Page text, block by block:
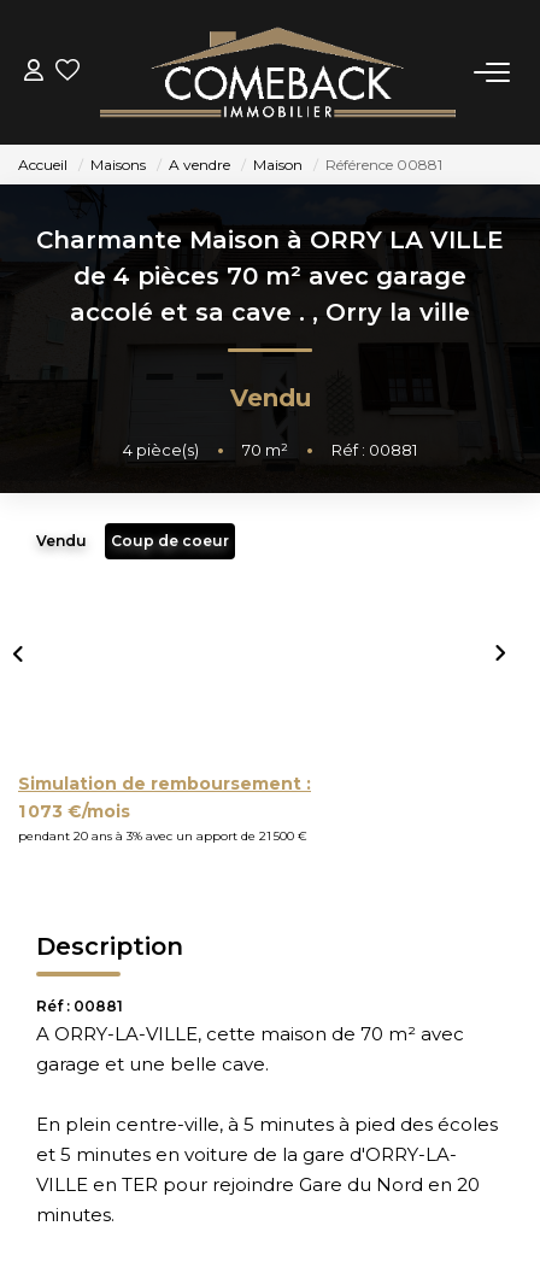
ACHETER
LOUER
ESTIMER
BIENS VENDUS
Accueil Maisons A vendre Maison Référence 00881
Charmante Maison à ORRY LA VILLE
de 4 pièces 70 m² avec garage
accolé et sa cave . , Orry la ville
Vendu
4 pièce(s) • 70 m² • Réf : 00881
Vendu Coup de coeur
Simulation de remboursement :
1 073 €/mois
pendant 20 ans à 3% avec un apport de 21 500 €
Description
Réf : 00881
A ORRY-LA-VILLE, cette maison de 70 m² avec
garage et une belle cave.
En plein centre-ville, à 5 minutes à pied des écoles
et 5 minutes en voiture de la gare d'ORRY-LA-
VILLE en TER pour rejoindre Gare du Nord en 20
minutes.